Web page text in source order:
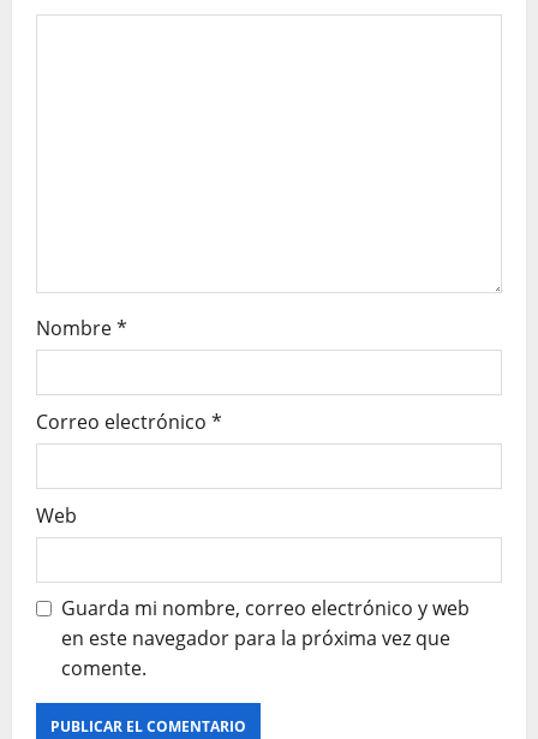
r
a
d
s
Nombre*
Correo electrónico *
Web
Guarda mi nombre, correo electrónico y web
en este navegador para la próxima vez que
comente.